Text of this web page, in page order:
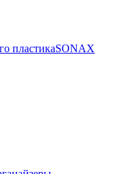
пластикаSONAX